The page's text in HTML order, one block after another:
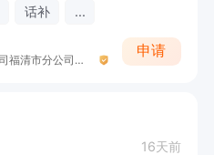
话补 ...
中国联合网络通信有限公司福清市分公司（中国福清联通）
申请
16天前